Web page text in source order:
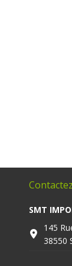
SMT
145
38550